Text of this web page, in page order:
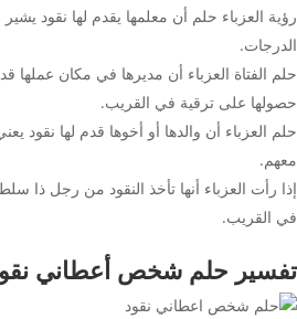
رؤية العزباء حلم أن معلمها يقدم لها نقود
الدرجات.
حلم الفتاة العزباء أن مديرها في مكان عملها
حصولها على ترقية في القريب.
حلم العزباء أن والدها أو أخوها قدم لها نقود
معهم.
إذا رأت العزباء أنها تأخذ النقود من رجل ذا
في القريب.
تفسير حلم شخص أعطاني